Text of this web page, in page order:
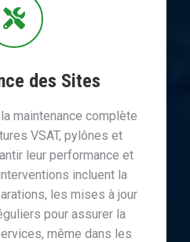
des Sites
maintenance complète
VSAT, pylônes et
leur performance et
incluent la
les mises à jour
pour assurer la
même dans les